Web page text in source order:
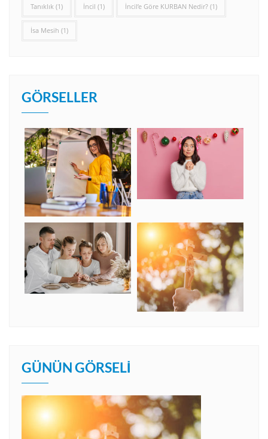
Tanıklık (1) İncil (1) İncil’e Göre KURBAN Nedir? (1)
İsa Mesih (1)
GÖRSELLER
GÜNÜN GÖRSELI